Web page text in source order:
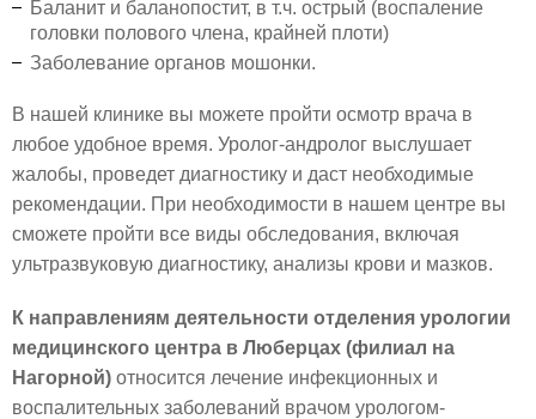
Баланит и баланопостит, в т.ч. острый (воспаление
головки полового члена, крайней плоти)
Заболевание органов мошонки.
В нашей клинике вы можете пройти осмотр врача в
любое удобное время. Уролог-андролог выслушает
жалобы, проведет диагностику и даст необходимые
рекомендации. При необходимости в нашем центре вы
сможете пройти все виды обследования, включая
ультразвуковую диагностику, анализы крови и мазков.
К направлениям деятельности отделения урологии
медицинского центра в Люберцах (филиал на
Нагорной) относится лечение инфекционных и
воспалительных заболеваний врачом урологом-